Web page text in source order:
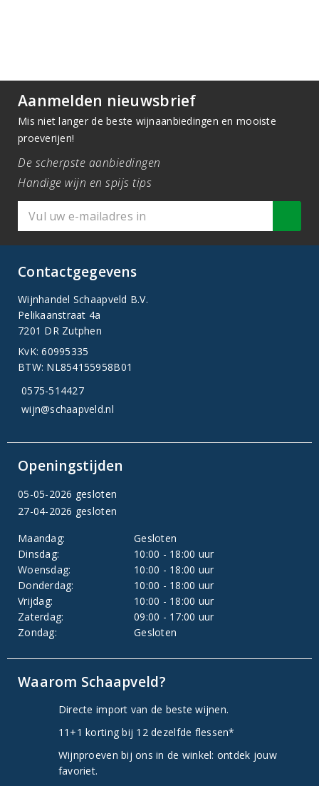
Aanmelden nieuwsbrief
Mis niet langer de beste wijnaanbiedingen en mooiste
proeverijen!
De scherpste aanbiedingen
Handige wijn en spijs tips
Contactgegevens
Wijnhandel Schaapveld B.V.
Pelikaanstraat 4a
7201 DR Zutphen
KvK: 60995335
BTW: NL854155958B01
0575-514427
wijn@schaapveld.nl
Openingstijden
05-05-2026 gesloten
27-04-2026 gesloten
Maandag:
Gesloten
Dinsdag:
10:00 - 18:00 uur
Woensdag:
10:00 - 18:00 uur
Donderdag:
10:00 - 18:00 uur
Vrijdag:
10:00 - 18:00 uur
Zaterdag:
09:00 - 17:00 uur
Zondag:
Gesloten
Waarom Schaapveld?
Directe import van de beste wijnen.
11+1 korting bij 12 dezelfde flessen*
Wijnproeven bij ons in de winkel: ontdek jouw
favoriet.